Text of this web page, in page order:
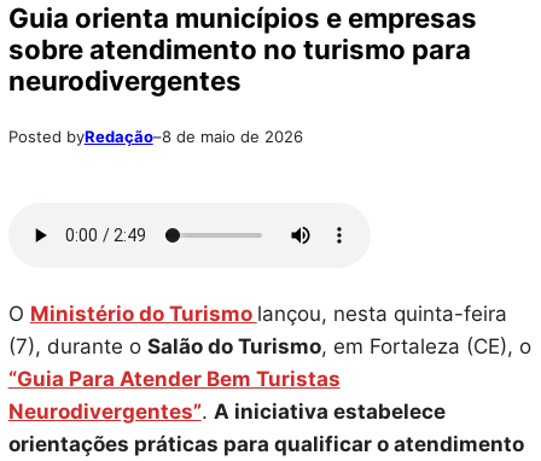
Guia orienta municípios e empresas
sobre atendimento no turismo para
neurodivergentes
Posted byRedação–8 de maio de 2026
O Ministério do Turismo lançou, nesta quinta-feira
(7), durante o Salão do Turismo, em Fortaleza (CE), o
“Guia Para Atender Bem Turistas
Neurodivergentes”. A iniciativa estabelece
orientações práticas para qualificar o atendimento